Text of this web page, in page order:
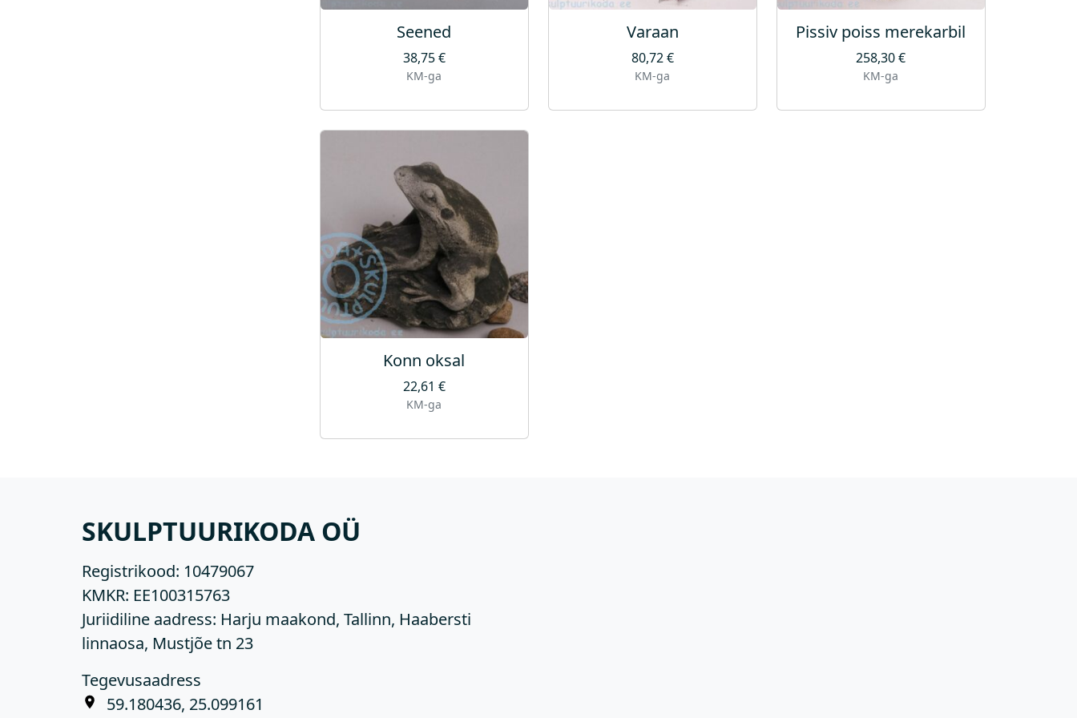
Seened
38,75€
KM-ga
Varaan
80,72€
KM-ga
Pissiv poiss merekarbil
258,30€
KM-ga
Konn oksal
22,61 €
KM-ga
SKULPTUURIKODA OÜ
Registrikood: 10479067
KMKR: EE100315763
Juriidiline aadress: Harju maakond, Tallinn, Haabersti
linnaosa, Mustjõe tn 23
Tegevusaadress
59.180436, 25.099161